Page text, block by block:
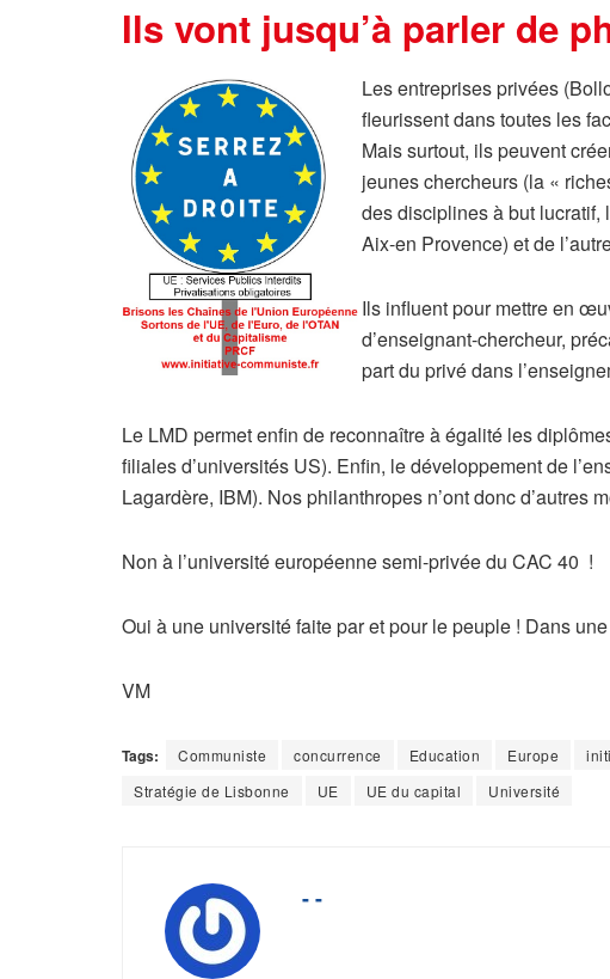
Ils vont jusqu’à parler de
Les entreprises privées
fleurissent dans toutes les
Mais surtout, ils peuvent
jeunes chercheurs (la «
des disciplines à but lucratif,
Aix-en Provence) et de
Ils influent pour mettre en
d’enseignant-chercheur,
part du privé dans
Le LMD permet enfin de reconnaître à égalité les
filiales d’universités US). Enfin, le développement de
Lagardère, IBM). Nos philanthropes n’ont donc d’autres
Non à l’université européenne semi-privée du CAC 40 !
Oui à une université faite par et pour le peuple ! Dans
VM
Tags: Communiste concurrence Education Europe
Stratégie de Lisbonne
UE UE du capital Université
- -